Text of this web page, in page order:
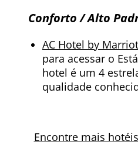
Conforto / Alto
AC Hotel by
para acessar o
hotel é um 4
qualidade
Encontre mais